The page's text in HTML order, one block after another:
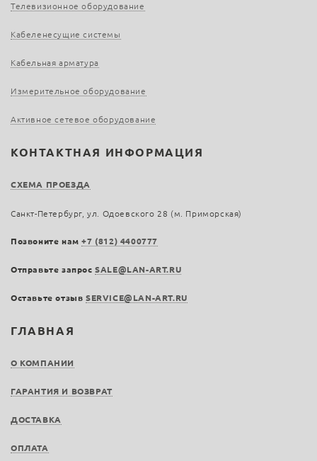
ГЛАВНАЯ
О КОМПАНИИ
ГАРАНТИЯ И ВОЗВРАТ
ДОСТАВКА
ОПЛАТА
Телевизионное оборудование
Кабеленесущие системы
Кабельная арматура
Измерительное оборудование
Активное сетевое оборудование
КОНТАКТНАЯ ИНФОРМАЦИЯ
СХЕМА ПРОЕЗДА
Санкт-Петербург, ул. Одоевского 28 (м. Приморская)
Позвоните нам+7 (812) 4400777
Отправьте запросSALE@LAN-ART.RU
Оставьте отзыв SERVICE@LAN-ART.RU